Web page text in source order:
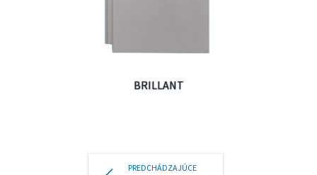
BRILLANT
PREDCHÁDZAJÚCE